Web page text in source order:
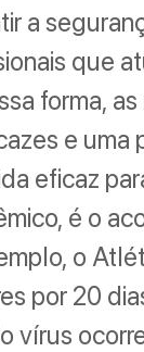
a
que
forma,
e uma
eficaz
é o
o
por 20
vírus